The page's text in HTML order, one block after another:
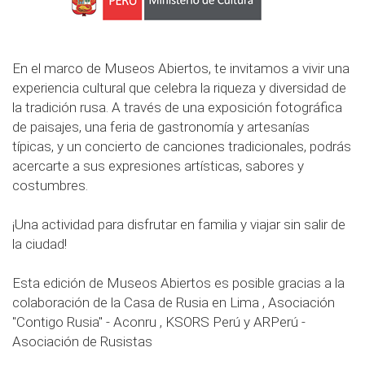
En el marco de Museos Abiertos, te invitamos a vivir una
experiencia cultural que celebra la riqueza y diversidad de
la tradición rusa. A través de una exposición fotográfica
de paisajes, una feria de gastronomía y artesanías
típicas, y un concierto de canciones tradicionales, podrás
acercarte a sus expresiones artísticas, sabores y
costumbres.
¡Una actividad para disfrutar en familia y viajar sin salir de
la ciudad!
Esta edición de Museos Abiertos es posible gracias a la
colaboración de la Casa de Rusia en Lima , Asociación
"Contigo Rusia" - Aconru , KSORS Perú y ARPerú -
Asociación de Rusistas